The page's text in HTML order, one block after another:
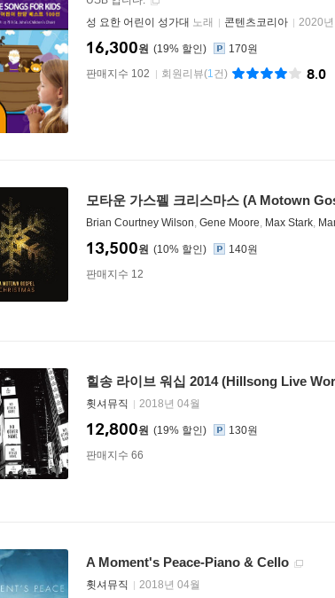
성 요한 어린이 성가대 노래 콘텐츠코리아 2020년
19%
16,300원
170원
판매지수 102
회원리뷰(1건) 8.0
모타운 가스펠 크리스마스 (A Motown
Brian Courtney Wilson, Gene Moore, Max Stark,
10%
13,500원
140원
판매지수 12
힐송 라이브 워십 2014 (Hillsong Live
휫셔뮤직 2018년 04월
19%
12,800원
130원
판매지수 66
A Moment's Peace-Piano & Cello
휫셔뮤직 2018년 04월